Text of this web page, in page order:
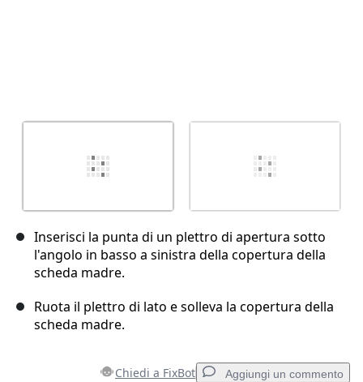
Inserisci la punta di un plettro di apertura sotto
l'angolo in basso a sinistra della copertura della
scheda madre.
Ruota il plettro di lato e solleva la copertura della
scheda madre.
Chiedi a FixBot Aggiungi un commento